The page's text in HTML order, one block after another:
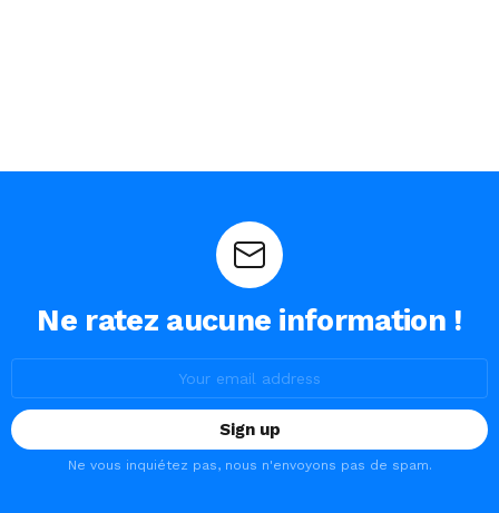
Ne ratez aucune information !
Ne vous inquiétez pas, nous n'envoyons pas de spam.